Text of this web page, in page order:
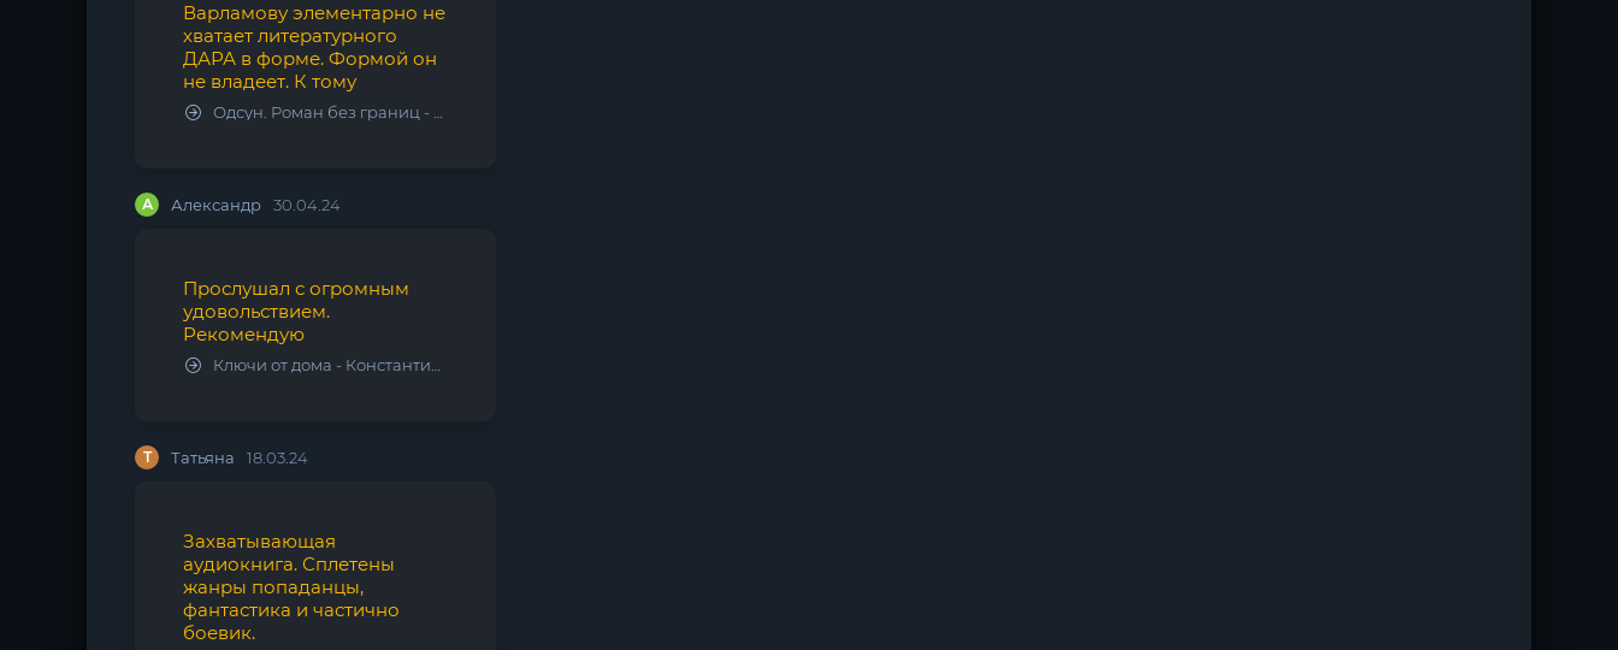
Варламову элементарно не
хватает литературного
ДАРА в форме. Формой он
не владеет. К тому
Одсун. Роман без границ - Алексей Варламов
А Александр 30.04.24
Прослушал с огромным
удовольствием.
Рекомендую
Ключи от дома - Константин Калбазов
Т Татьяна 18.03.24
Захватывающая
аудиокнига. Сплетены
жанры попаданцы,
фантастика и частично
боевик.